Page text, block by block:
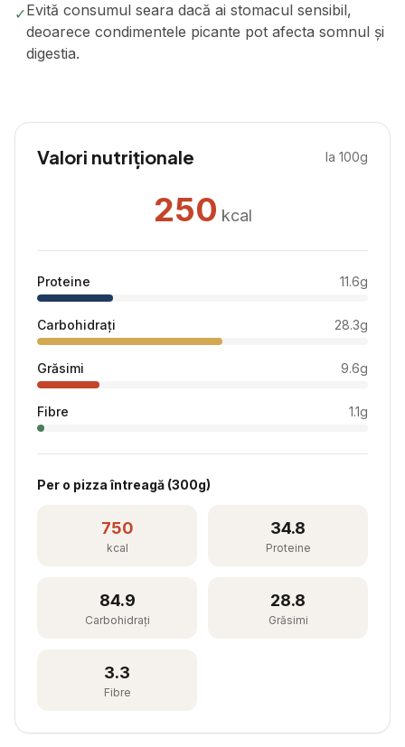
✓Evită consumul seara dacă ai stomacul sensibil,
deoarece condimentele picante pot afecta somnul și
digestia.
Valori nutriționale la 100g
250 kcal
Proteine 11.6g
Carbohidrați 28.3g
Grăsimi 9.6g
Fibre 1.1g
Per o pizza întreagă (300g)
750
kcal
34.8
Proteine
84.9
Carbohidrați
28.8
Grăsimi
3.3
Fibre